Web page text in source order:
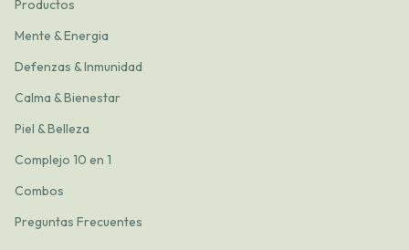
Productos
Mente & Energia
Defenzas & Inmunidad
Calma & Bienestar
Piel & Belleza
Complejo 10 en 1
Combos
Preguntas Frecuentes